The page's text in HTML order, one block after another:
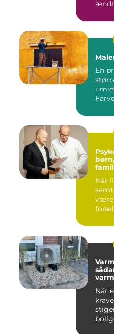
En
Når
være
Når